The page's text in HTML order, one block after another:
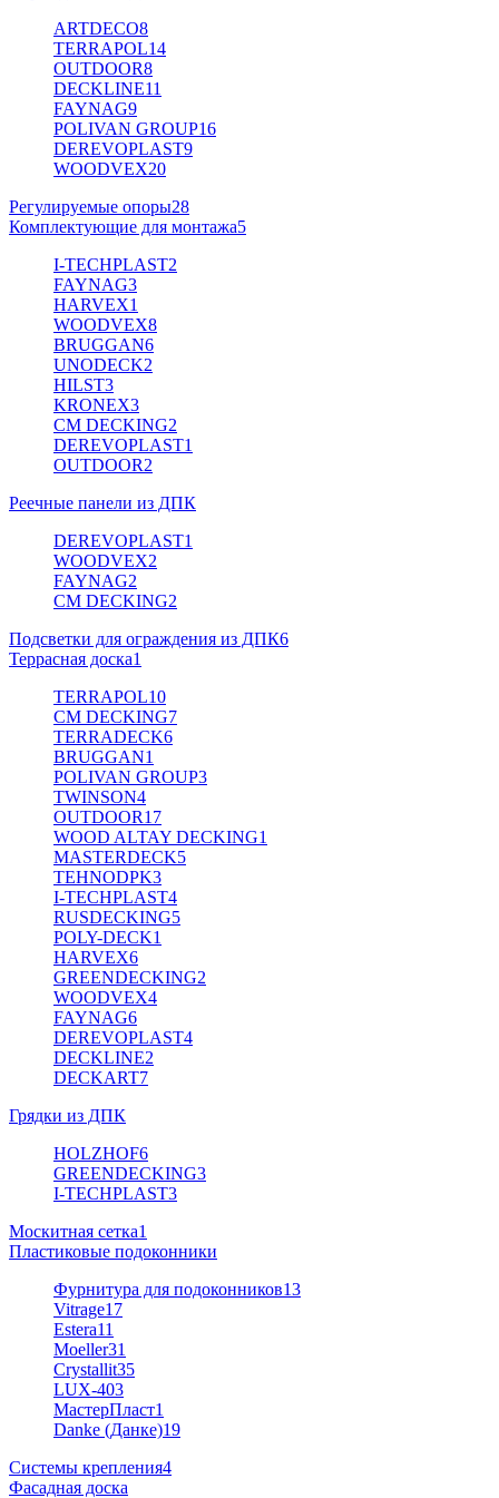
ARTDECO8
TERRAPOL14
OUTDOOR8
DECKLINE11
FAYNAG9
POLIVAN GROUP16
DEREVOPLAST9
WOODVEX20
Регулируемые опоры28
Комплектующие для монтажа5
I-TECHPLAST2
FAYNAG3
HARVEX1
WOODVEX8
BRUGGAN6
UNODECK2
HILST3
KRONEX3
CM DECKING2
DEREVOPLAST1
OUTDOOR2
Реечные панели из ДПК
DEREVOPLAST1
WOODVEX2
FAYNAG2
CM DECKING2
Подсветки для ограждения из ДПК6
Террасная доска1
TERRAPOL10
CM DECKING7
TERRADECK6
BRUGGAN1
POLIVAN GROUP3
TWINSON4
OUTDOOR17
WOOD ALTAY DECKING1
MASTERDECK5
TEHNODPK3
I-TECHPLAST4
RUSDECKING5
POLY-DECK1
HARVEX6
GREENDECKING2
WOODVEX4
FAYNAG6
DEREVOPLAST4
DECKLINE2
DECKART7
Грядки из ДПК
HOLZHOF6
GREENDECKING3
I-TECHPLAST3
Москитная сетка1
Пластиковые подоконники
Фурнитура для подоконников13
Vitrage17
Estera11
Moeller31
Crystallit35
LUX-403
МастерПласт1
Danke (Данке)19
Системы крепления4
Фасадная доска